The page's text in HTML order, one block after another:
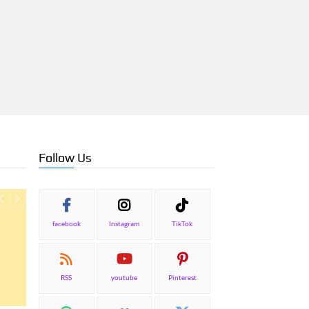
Follow Us
facebook Instagram TikTok
RSS youtube Pinterest